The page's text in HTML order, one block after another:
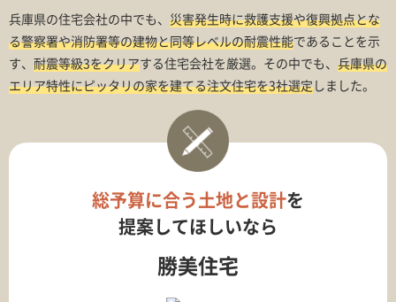
兵庫県の住宅会社の中でも、 災害発生時に救護支援や復興拠点とな
る警察署や消防署等の建物と同等レベルの耐震性能であることを示
す、 耐震等級3をクリアする住宅会社を厳選。その中でも、 兵庫県の
エリア特性にピッタリの家を建てる注文住宅を3社選定しました。
総予算に合う土地と設計を
提案してほしいなら
勝美住宅